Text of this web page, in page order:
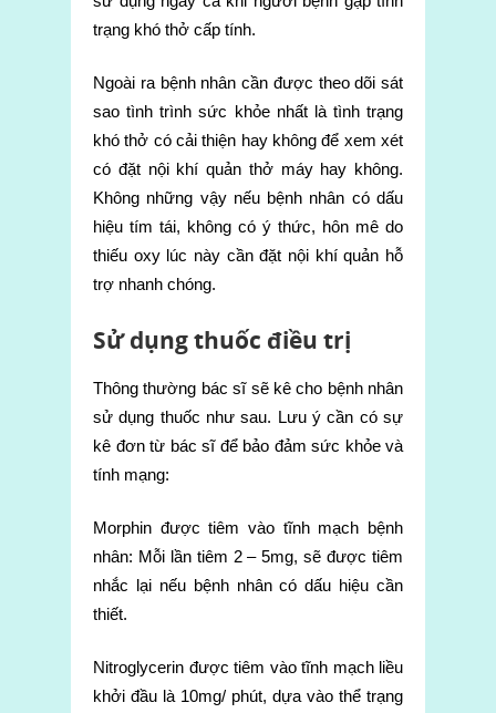
trạng khó thở cấp tính.
Ngoài ra bệnh nhân cần được theo dõi sát
sao tình trình sức khỏe nhất là tình trạng
khó thở có cải thiện hay không để xem xét
có đặt nội khí quản thở máy hay không.
Không những vậy nếu bệnh nhân có dấu
hiệu tím tái, không có ý thức, hôn mê do
thiếu oxy lúc này cần đặt nội khí quản hỗ
trợ nhanh chóng.
Sử dụng thuốc điều trị
Thông thường bác sĩ sẽ kê cho bệnh nhân
sử dụng thuốc như sau. Lưu ý cần có sự
kê đơn từ bác sĩ để bảo đảm sức khỏe và
tính mạng:
Morphin được tiêm vào tĩnh mạch bệnh
nhân: Mỗi lần tiêm 2 – 5mg, sẽ được tiêm
nhắc lại nếu bệnh nhân có dấu hiệu cần
thiết.
Nitroglycerin được tiêm vào tĩnh mạch liều
khởi đầu là 10mg/ phút, dựa vào thể trạng